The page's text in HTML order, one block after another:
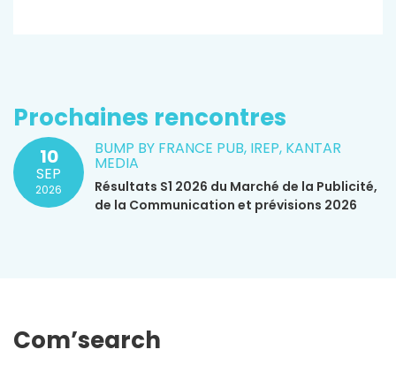
Prochaines rencontres
10
SEP
2026
BUMP BY FRANCE PUB, IREP, KANTAR
MEDIA
Résultats S1 2026 du Marché de la Publicité,
de la Communication et prévisions 2026
Com’search